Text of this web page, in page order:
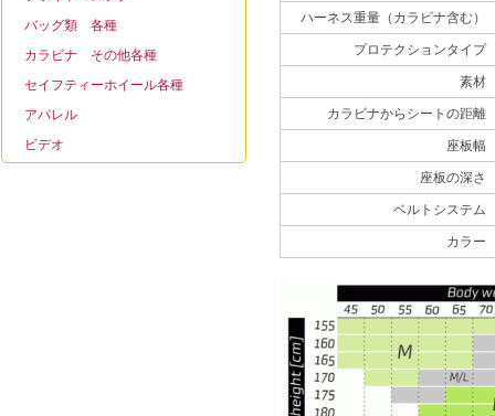
バッグ類 各種
カラビナ その他各種
セイフティーホイール各種
アパレル
ビデオ
ハーネス重量（カラビナ含む）
プロテクションタイプ
素材
カラビナからシートの距離
座板幅
座板の深さ
ベルトシステム
カラー